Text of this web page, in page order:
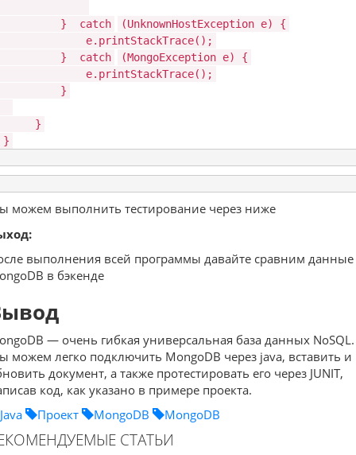
} catch
(UnknownHostException e) {
e.printStackTrace();
}
catch
(MongoException e) {
e.printStackTrace();
}
}
}
можем выполнить тестирование через ниже
выполнения всей программы давайте сравним данные
в бэкенде
— очень гибкая универсальная база данных NoSQL.
можем легко подключить MongoDB через java, вставить и
документ, а также протестировать его через JUNIT,
код, как указано в примере проекта.
Java
Проект MongoDB MongoDB
СТАТЬИ